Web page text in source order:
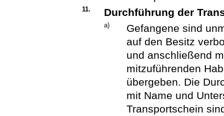
11. Durchführung der
a)
Gefangene sind
auf den Besitz
und anschließend
mitzuführenden
übergeben. Die
mit Name und
Transportschein